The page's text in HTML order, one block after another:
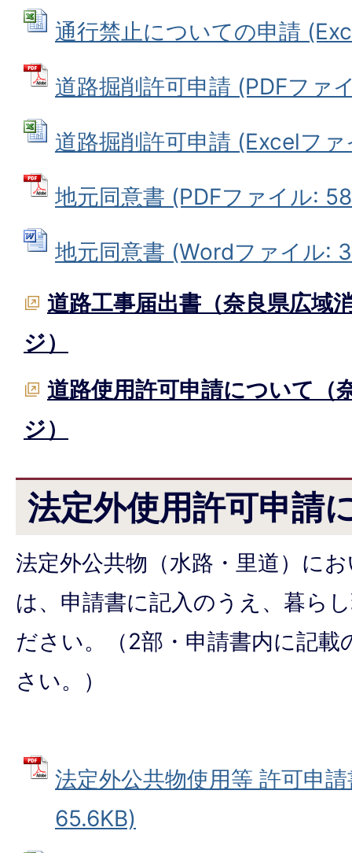
通行禁止についての申請
道路掘削許可申請 (PDFファ
道路掘削許可申請 (Excelフ
地元同意書 (PDFファイル:
地元同意書 (Wordファイル:
道路工事届出書（奈良県広域
ジ）
道路使用許可申請について（
ジ）
法定外使用許可申請
法定外公共物（水路・里道）に
は、申請書に記入のうえ、暮ら
ださい。（2部・申請書内に記載
さい。）
法定外公共物使用等 許可申
65.6KB)